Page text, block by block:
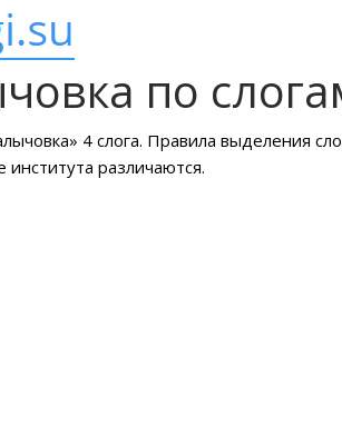
по
4 слога. Правила выделения
института различаются.